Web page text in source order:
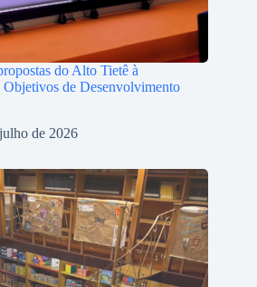
do Alto Tietê à
de Desenvolvimento
de 2026